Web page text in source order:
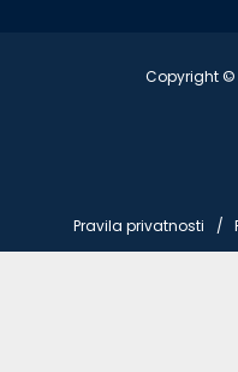
Copyright ©
Pravila privatnosti